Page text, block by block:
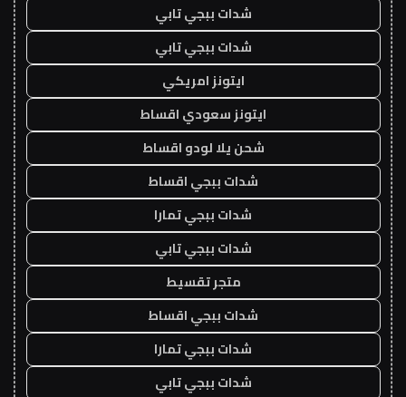
شدات ببجي تابي
شدات ببجي تابي
ايتونز امريكي
ايتونز سعودي اقساط
شحن يلا لودو اقساط
شدات ببجي اقساط
شدات ببجي تمارا
شدات ببجي تابي
متجر تقسيط
شدات ببجي اقساط
شدات ببجي تمارا
شدات ببجي تابي